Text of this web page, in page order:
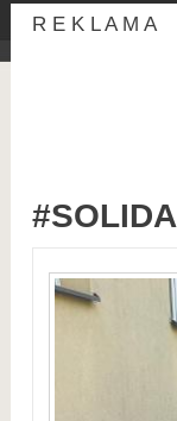
R E K L A M A